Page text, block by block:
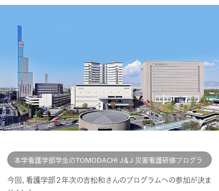
本学看護学部学生のTOMODACHI J＆J 災害看護研修プログラ
ム2024への参加が決まりました
今回、看護学部２年次の吉松和さんのプログラムへの参加が決ま